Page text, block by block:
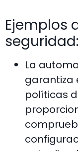
Ejemplos
seguridad:
La
garantiza
políticas